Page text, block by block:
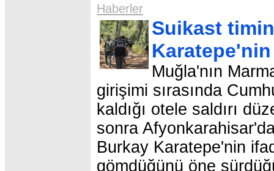
Haberler
Suikast
Muğla'nın
girişimi sırasında
kaldığı otele saldırı
sonra
Burkay Karatepe'nin
gömdüğünü öne